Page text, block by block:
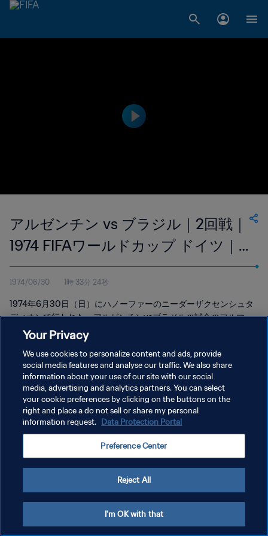
アルゼンチン vs ブラジル｜2回戦｜
1974 FIFAワールドカップ ドイツ｜
フルマッチリプレイ
1974/06/30 1時 33分 24秒
1974年6月30日（日）にハノーファーのニーダーザクセンシュタ
ディオンで行われた、アルゼンチンvsブラジルの試合のフルマッ
チリプレイをご覧ください。
プライバシーポリシー
サービス利用規約
Your Privacy
We use cookies to personalize content and ads, provide
social media features and analyse our traffic. We also share
information about your use of our site with our social
media, advertising and analytics partners. You can select
your cookie preferences by clicking on the buttons on the
right and place a do not sell or share my personal
information request. Data Protection Portal
Preference Center
Reject All
I'm OK with that